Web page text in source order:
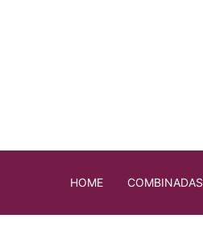
HOME COMBINADAS